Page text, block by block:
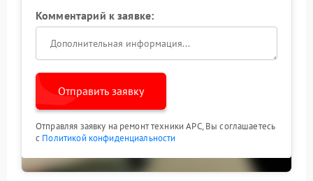
Комментарий к заявке:
Отправить заявку
Отправляя заявку на ремонт техники APC, Вы соглашаетесь
с Политикой конфиденциальности